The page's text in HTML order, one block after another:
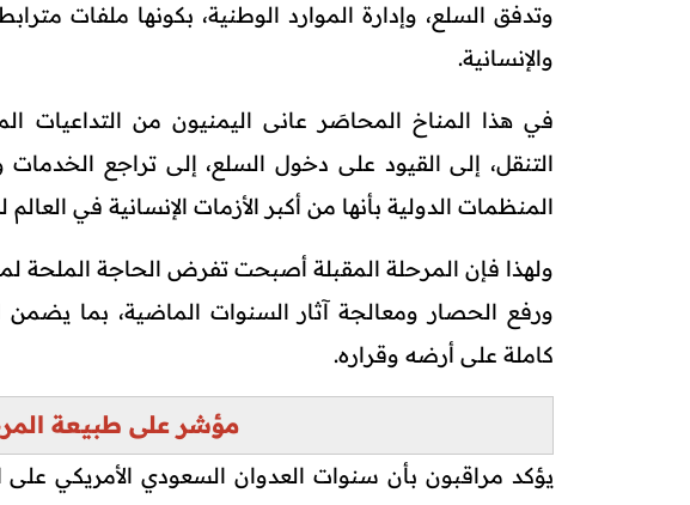
وتدفق السلع، وإدارة الموارد الوطنية، بكونها ملفات
والإنسانية.
في هذا المناخ المحاصَر عانى اليمنيون من
التنقل، إلى القيود على دخول السلع، إلى تراجع الخدمات
المنظمات الدولية بأنها من أكبر الأزمات الإنسانية في العالم
ولهذا فإن المرحلة المقبلة أصبحت تفرض الحاجة الملحة
ورفع الحصار ومعالجة آثار السنوات الماضية، بما
كاملة على أرضه وقراره.
مؤشر على طبيعة
يؤكد مراقبون بأن سنوات العدوان السعودي الأمريكي